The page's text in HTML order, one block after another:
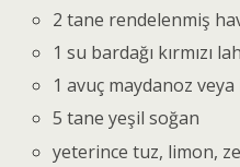
2 tane rendelenmiş
1 su bardağı kırmızı
1 avuç maydanoz
5 tane yeşil soğan
yeterince tuz, limon,